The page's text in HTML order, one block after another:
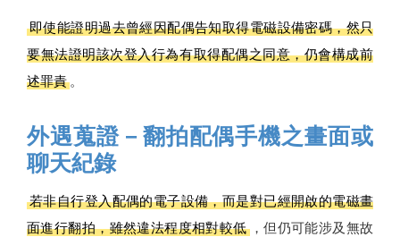
即使能證明過去曾經因配偶告知取得電磁設備密碼，然只
要無法證明該次登入行為有取得配偶之同意，仍會構成前
述罪責 。
外遇蒐證－翻拍配偶手機之畫面或
聊天紀錄
若非自行登入配偶的電子設備，而是對已經開啟的電磁畫
面進行翻拍，雖然違法程度相對較低，但仍可能涉及無故